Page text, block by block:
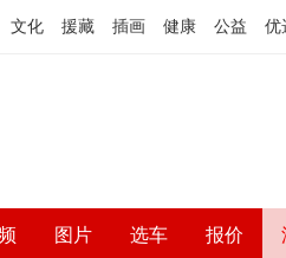
文化 援藏 插画 健康 公益 优
图片 选车 报价